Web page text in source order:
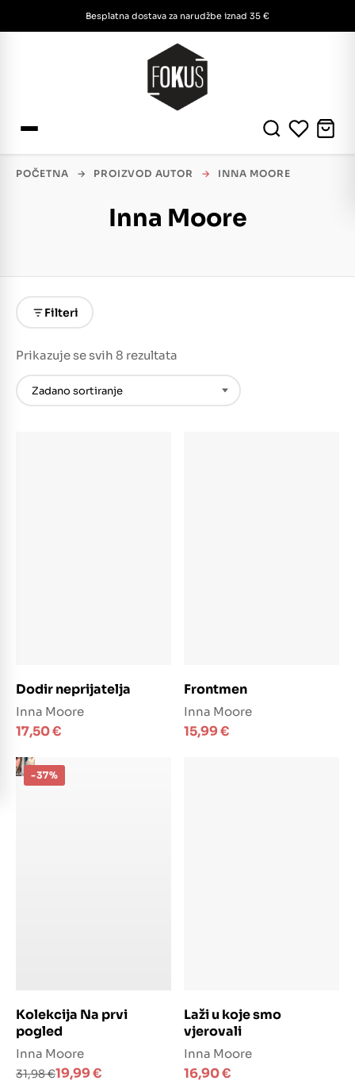
Besplatna dostava za narudžbe iznad 35 €
POČETNA → PROIZVOD AUTOR → INNA MOORE
Inna Moore
Filteri
Prikazuje se svih 8 rezultata
Dodir neprijatelja
Inna Moore
17,50€
Frontmen
Inna Moore
15,99€
-37%
Kolekcija Na prvi
pogled
Inna Moore
31,98€
Izvorna19,99€
Trenutna
Laži u koje smo
vjerovali
Inna Moore
16,90€